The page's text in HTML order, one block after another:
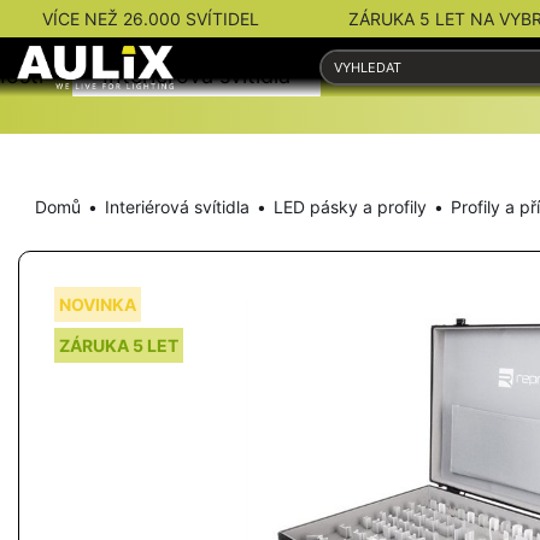
VÍCE NEŽ 26.000 SVÍTIDEL ZÁRUKA 5 LET NA
Interiérová svítidla Venkovní svítidla
Domů Interiérová svítidla LED pásky a profily Profily a
NOVINKA
ZÁRUKA 5 LET